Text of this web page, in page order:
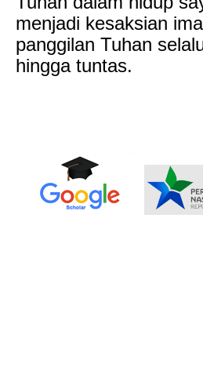
menjadi kesaksian
panggilan Tuhan
hingga tuntas.